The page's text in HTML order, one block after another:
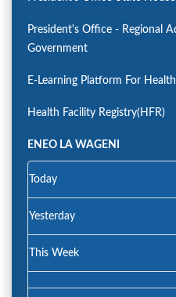
President's Office - Regional
Government
E-Learning Platform For Health
Health Facility Registry(HFR)
ENEO LA WAGENI
Today
Yesterday
This Week